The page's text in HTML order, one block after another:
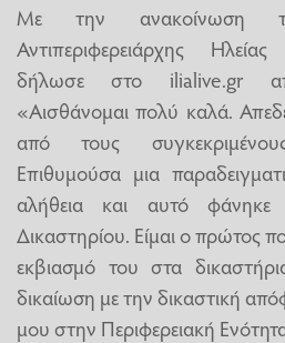
Με την ανακοίνωση
Αντιπεριφερειάρχης Ηλείας
δήλωσε στο ilialive.gr
«Αισθάνομαι πολύ καλά.
από τους
Επιθυμούσα μια
αλήθεια και αυτό
Δικαστηρίου. Είμαι ο πρώτος
εκβιασμό του στα
δικαίωση με την δικαστική
μου στην Περιφερειακή